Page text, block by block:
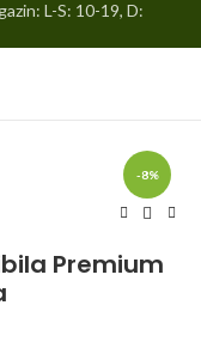
-8%
Premium
L-S: 10-19, D: